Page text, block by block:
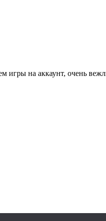
игры на аккаунт, очень